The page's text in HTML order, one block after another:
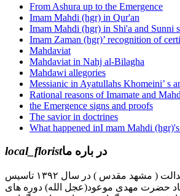
From Ashura up to the Emergence
Imam Mahdi (hgr) in Qur'an
Imam Mahdi (hgr) in Shi'a and Sunni
Imam Zaman (hgr)’ recognition of
Mahdaviat
Mahdaviat in Nahj al-Bilagha
Mahdawi allegories
Messianic in Ayatullahs Khomeini’ s
Rational reasons of Imamate and
the Emergence signs and proofs
The savior in doctrines
What happened inI mam Mahdi
local_floristدر باره ما
کانون مهدویت صبح عدالت ( مشهد مقدس ) در سال ۱۳۹۲ تاسیس
حضرت مهدی موعود(عجل الله) دوره های